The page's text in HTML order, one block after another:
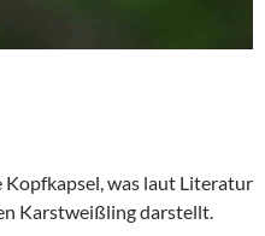
Kopfkapsel, was laut Literatur
Karstweißling darstellt.